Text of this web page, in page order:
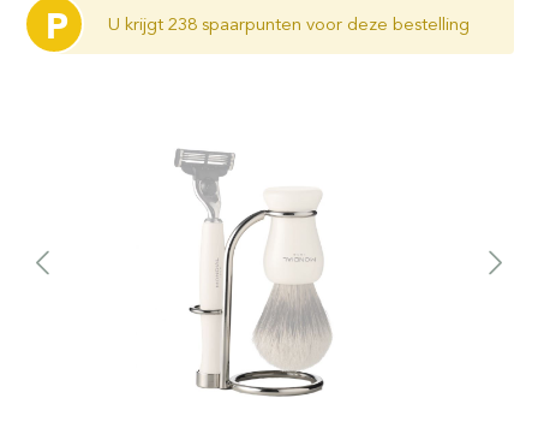
P U krijgt 238 spaarpunten voor deze bestelling